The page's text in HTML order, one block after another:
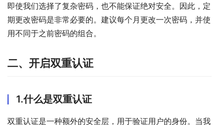
即使我们选择了复杂密码，也不能保证绝对安全。因此，定
期更改密码是非常必要的。建议每个月更改一次密码，并使
用不同于之前密码的组合。
二、开启双重认证
1.什么是双重认证
双重认证是一种额外的安全层，用于验证用户的身份。当我